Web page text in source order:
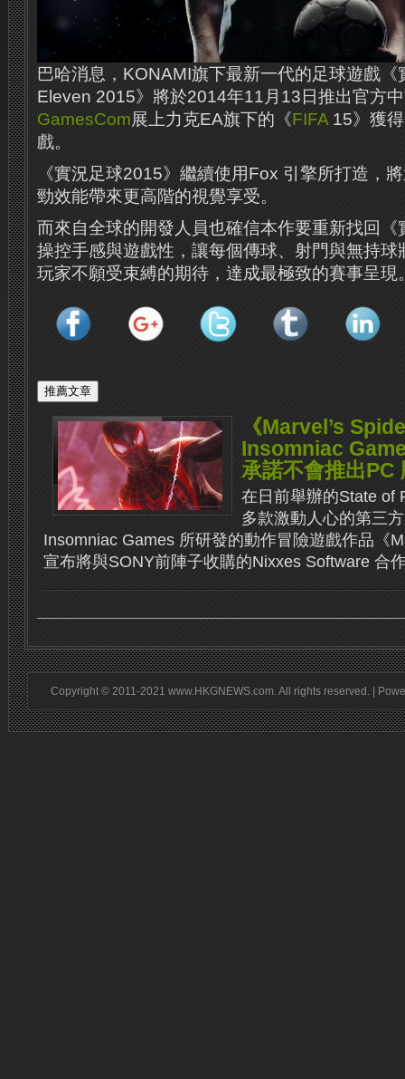
巴哈消息，KONAMI旗下最新一代的足球遊戲
Eleven 2015》將於2014年11月13日推出官方
GamesCom展上力克EA旗下的《FIFA 15》獲
戲。
《實況足球2015》繼續使用Fox 引擎所打造，
勁效能帶來更高階的視覺享受。
而來自全球的開發人員也確信本作要重新找回《
操控手感與遊戲性，讓每個傳球、射門與無持球
玩家不願受束縛的期待，達成最極致的賽事呈現
《Marvel’s
Insomniac
承諾不會推出PC
在日前舉辦的State of
多款激動人心的第三
Insomniac Games 所研發的動作冒險遊戲作品《
宣布將與SONY前陣子收購的Nixxes Software 合
Copyright © 2011-2021 www.HKGNEWS.com. All rights reserved. |